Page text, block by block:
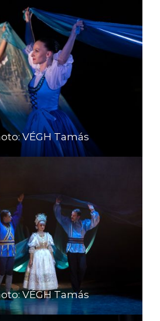
VÉGH Tamás
VÉGH Tamás